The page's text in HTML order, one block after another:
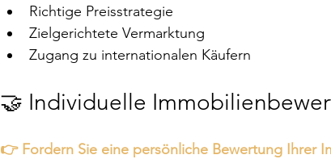
Richtige Preisstrategie
Zielgerichtete Vermarktung
Zugang zu internationalen Käufern
🤝 Individuelle
👉 Fordern Sie eine persönliche Bewertung Ihrer